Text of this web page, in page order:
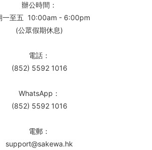
辦公時間：
一至五 10:00am - 6:00pm
(公眾假期休息)
電話：
(852) 5592 1016
WhatsApp：
(852) 5592 1016
電郵：
support@sakewa.hk